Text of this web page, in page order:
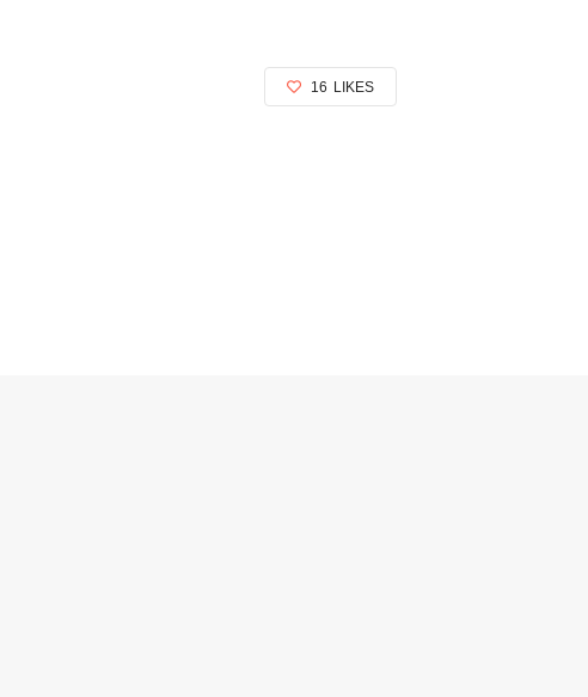
16 LIKES